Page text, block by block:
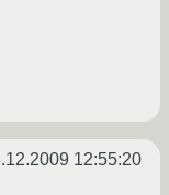
12:55:20